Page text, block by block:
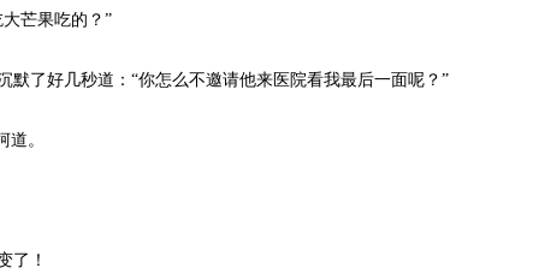
芒果吃的？”
默了好几秒道：“你怎么不邀请他来医院看我最后一面呢？”
。
了！